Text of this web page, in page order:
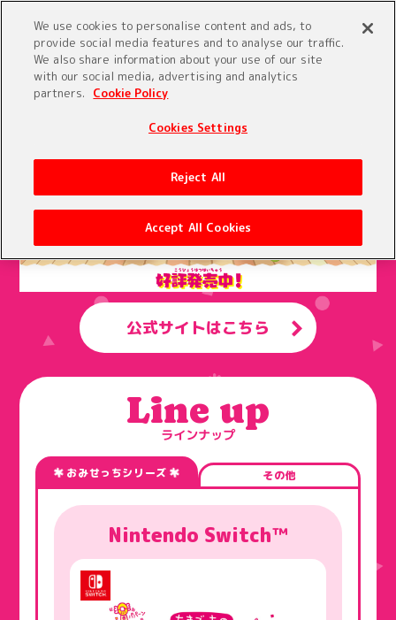
たまごっち家庭用ゲーム総合サイト
公式サイトはこちら
Line up
ラインナップ
おみせっちシリーズ その他
Nintendo Switch™
We use cookies to personalise content and ads, to
provide social media features and to analyse our traffic.
We also share information about your use of our site
with our social media, advertising and analytics
partners.
Cookie Policy
Cookies Settings
Reject All
Accept All Cookies